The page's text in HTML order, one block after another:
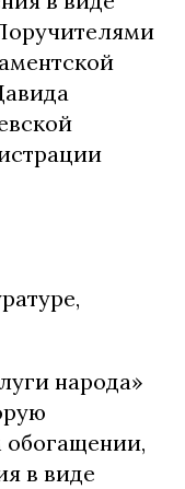
народа»
обогащении,
в виде